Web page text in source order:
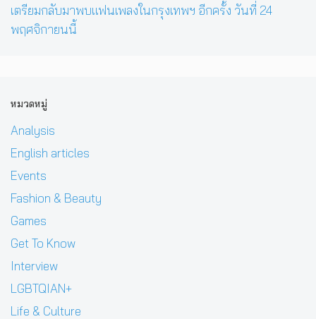
เตรียมกลับมาพบแฟนเพลงในกรุงเทพฯ อีกครั้ง วันที่ 24
พฤศจิกายนนี้
หมวดหมู่
Analysis
English articles
Events
Fashion & Beauty
Games
Get To Know
Interview
LGBTQIAN+
Life & Culture